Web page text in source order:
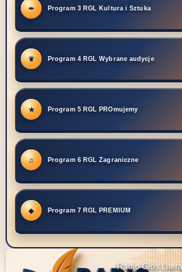
Program 3 RGL Kultura i Sztuka
Program 4 RGL Wybrane audycje
Program 5 RGL PROmujemy
Program 6 RGL Zagraniczne
Program 7 RGL PREMIUM
Radio Głos